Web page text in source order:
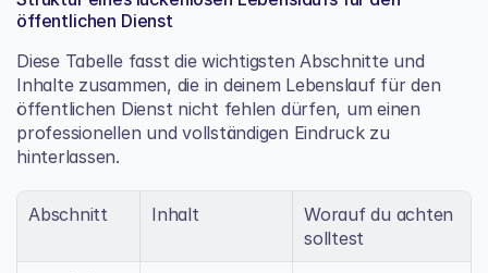
öffentlichen Dienst
Diese Tabelle fasst die wichtigsten Abschnitte und
Inhalte zusammen, die in deinem Lebenslauf für den
öffentlichen Dienst nicht fehlen dürfen, um einen
professionellen und vollständigen Eindruck zu
hinterlassen.
Abschnitt Inhalt
Worauf du achten
solltest